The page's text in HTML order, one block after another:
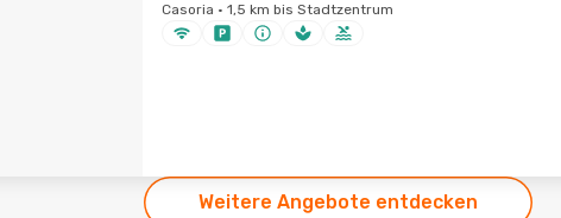
Casoria · 1,5 km bis Stadtzentrum
Weitere Angebote entdecken